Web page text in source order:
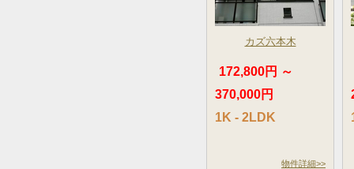
カズ六本木
172,800円 ～
370,000円
1K - 2LDK
物件詳細>>